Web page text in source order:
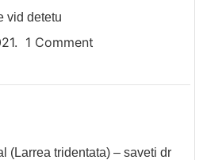
vid detetu
1 Comment
(Larrea tridentata) – saveti dr